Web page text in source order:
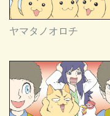
ヤマタノオロチ